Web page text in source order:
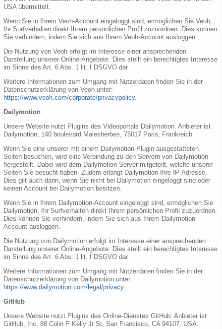
USA übermittelt.
Wenn Sie in Ihrem Veoh-Account eingeloggt sind, ermöglichen Sie Veoh,
Ihr Surfverhalten direkt Ihrem persönlichen Profil zuzuordnen. Dies können
Sie verhindern, indem Sie sich aus Ihrem Veoh-Account ausloggen.
Die Nutzung von Veoh erfolgt im Interesse einer ansprechenden
Darstellung unserer Online-Angebote. Dies stellt ein berechtigtes Interesse
im Sinne des Art. 6 Abs. 1 lit. f DSGVO dar.
Weitere Informationen zum Umgang mit Nutzerdaten finden Sie in der
Datenschutzerklärung von Veoh unter:
https://www.veoh.com/corporate/privacypolicy.
Dailymotion
Unsere Website nutzt Plugins des Videoportals Dailymotion. Anbieter ist
Dailymotion, 140 boulevard Malesherbes, 75017 Paris, Frankreich.
Wenn Sie eine unserer mit einem Dailymotion-Plugin ausgestatteten
Seiten besuchen, wird eine Verbindung zu den Servern von Dailymotion
hergestellt. Dabei wird dem Dailymotion-Server mitgeteilt, welche unserer
Seiten Sie besucht haben. Zudem erlangt Dailymotion Ihre IP-Adresse.
Dies gilt auch dann, wenn Sie nicht bei Dailymotion eingeloggt sind oder
keinen Account bei Dailymotion besitzen.
Wenn Sie in Ihrem Dailymotion-Account eingeloggt sind, ermöglichen Sie
Dailymotion, Ihr Surfverhalten direkt Ihrem persönlichen Profil zuzuordnen.
Dies können Sie verhindern, indem Sie sich aus Ihrem Dailymotion-
Account ausloggen.
Die Nutzung von Dailymotion erfolgt im Interesse einer ansprechenden
Darstellung unserer Online-Angebote. Dies stellt ein berechtigtes Interesse
im Sinne des Art. 6 Abs. 1 lit. f DSGVO dar.
Weitere Informationen zum Umgang mit Nutzerdaten finden Sie in der
Datenschutzerklärung von Dailymotion unter:
https://www.dailymotion.com/legal/privacy.
GitHub
Unsere Website nutzt Plugins des Online-Dienstes GitHub. Anbieter ist
GitHub, Inc, 88 Colin P Kelly Jr St, San Francisco, CA 94107, USA.